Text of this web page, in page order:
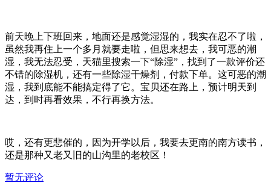
前天晚上下班回来，地面还是感觉湿湿的，我实在忍不了啦，
虽然我再住上一个多月就要走啦，但思来想去，我可恶的潮
湿，我无法忍受，天猫里搜索一下“除湿”，找到了一款评价还
不错的除湿机，还有一些除湿干燥剂，付款下单。这可恶的潮
湿，我到底能不能搞定得了它。宝贝还在路上，预计明天到
达，到时再看效果，不行再换方法。
哎，还有更悲催的，因为开学以后，我要去更南的南方读书，
还是那种又老又旧的山沟里的老校区！
暂无评论